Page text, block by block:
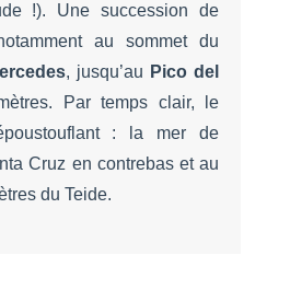
!). Une succession de
au sommet du
, jusqu’au Pico del
Par temps clair, le
: la mer de
Cruz en contrebas et au
du Teide.